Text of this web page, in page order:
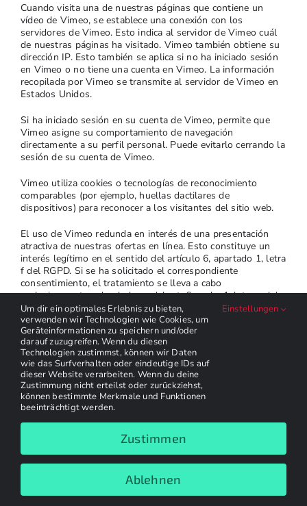
Cuando visita una de nuestras páginas que contiene un
vídeo de Vimeo, se establece una conexión con los
servidores de Vimeo. Esto indica al servidor de Vimeo cuál
de nuestras páginas ha visitado. Vimeo también obtiene su
dirección IP. Esto también se aplica si no ha iniciado sesión
en Vimeo o no tiene una cuenta en Vimeo. La información
recopilada por Vimeo se transmite al servidor de Vimeo en
Estados Unidos.
Si ha iniciado sesión en su cuenta de Vimeo, permite que
Vimeo asigne su comportamiento de navegación
directamente a su perfil personal. Puede evitarlo cerrando la
sesión de su cuenta de Vimeo.
Vimeo utiliza cookies o tecnologías de reconocimiento
comparables (por ejemplo, huellas dactilares de
dispositivos) para reconocer a los visitantes del sitio web.
El uso de Vimeo redunda en interés de una presentación
atractiva de nuestras ofertas en línea. Esto constituye un
interés legítimo en el sentido del artículo 6, apartado 1, letra
f del RGPD. Si se ha solicitado el correspondiente
consentimiento, el tratamiento se lleva a cabo
exclusivamente sobre la base del art. 6, apdo. 1, letra a del
RGPD y del art. 25, apdo. 1 de la TDDDG, en la medida en
que el consentimiento incluya el almacenamiento de cookies
o el acceso a información en el dispositivo terminal del
usuario (por ejemplo, huella digital del dispositivo) en el
sentido de la TDDDG. El consentimiento puede revocarse en
cualquier momento.
La transferencia de datos a EE.UU. se basa en las cláusulas
contractuales tipo de la Comisión Europea y, según Vimeo,
en «intereses comerciales legítimos». Puede encontrar más
//vimeo.com/privacy.
Encontrará más información sobre el tratamiento de los
//vimeo.com/privacy.
Um dir ein optimales Erlebnis zu bieten,
verwenden wir Technologien wie Cookies, um
Geräteinformationen zu speichern und/oder
darauf zuzugreifen. Wenn du diesen
Technologien zustimmst, können wir Daten
wie das Surfverhalten oder eindeutige IDs auf
dieser Website verarbeiten. Wenn du deine
Zustimmung nicht erteilst oder zurückziehst,
können bestimmte Merkmale und Funktionen
beeinträchtigt werden.
Einstellungen
Zustimmen
Ablehnen